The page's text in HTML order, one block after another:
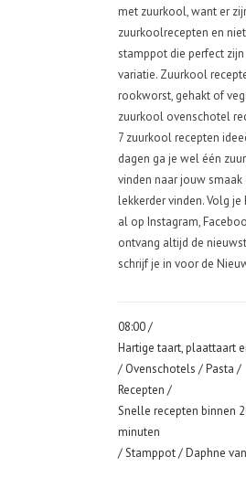
met zuurkool, want er
zuurkoolrecepten en
stamppot die perfect
variatie. Zuurkool
rookworst, gehakt of
zuurkool ovenschotel
7 zuurkool recepten
dagen ga je wel één
vinden naar jouw
lekkerder vinden. Volg
al op Instagram,
ontvang altijd de
schrijf je in voor de
08:00 /
Hartige taart, plaattaart
/ Ovenschotels /Pasta /
Recepten /
Snelle recepten binnen
minuten
/Stamppot/ Daphne